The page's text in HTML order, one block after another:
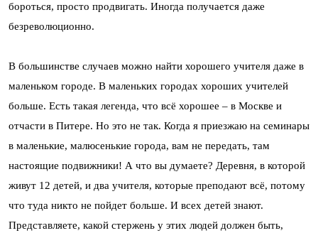
бороться, просто продвигать. Иногда получается даже
безреволюционно.
В большинстве случаев можно найти хорошего учителя даже в
маленьком городе. В маленьких городах хороших учителей
больше. Есть такая легенда, что всё хорошее – в Москве и
отчасти в Питере. Но это не так. Когда я приезжаю на семинары
в маленькие, малюсенькие города, вам не передать, там
настоящие подвижники! А что вы думаете? Деревня, в которой
живут 12 детей, и два учителя, которые преподают всё, потому
что туда никто не пойдет больше. И всех детей знают.
Представляете, какой стержень у этих людей должен быть,